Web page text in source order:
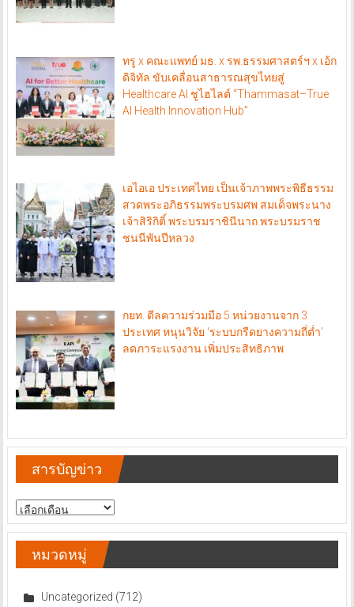
ทรู x คณะแพทย์ มธ. x รพ.ธรรมศาสตร์ฯ x เอ้ก
ดิจิทัล ขับเคลื่อนสาธารณสุขไทยสู่
Healthcare AI ชูไฮไลต์ “Thammasat–True
AI Health Innovation Hub”
เอไอเอ ประเทศไทย เป็นเจ้าภาพพระพิธีธรรม
สวดพระอภิธรรมพระบรมศพ สมเด็จพระนาง
เจ้าสิริกิติ์ พระบรมราชินีนาถ พระบรมราช
ชนนีพันปีหลวง
กยท. ดีลความร่วมมือ 5 หน่วยงานจาก 3
ประเทศ หนุนวิจัย ‘ระบบกรีดยางความถี่ต่ำ’
ลดภาระแรงงาน เพิ่มประสิทธิภาพ
สารบัญข่าว
สารบัญ
ข่าว
หมวดหมู่
Uncategorized (712)